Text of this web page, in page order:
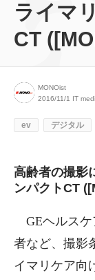
ライマ
CT
MONOist
2016/11/1 IT
ev デジタル
高齢者の撮影
ンパクトCT
GEヘルスケ
者など、撮影
イマリケア向